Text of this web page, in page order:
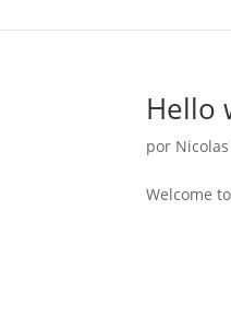
Hello
por
Welcome